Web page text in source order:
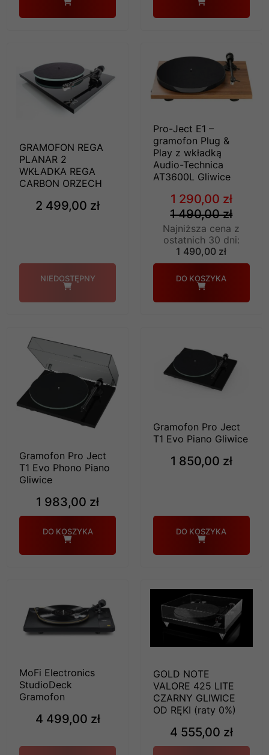
GRAMOFON REGA
PLANAR 2
WKŁADKA REGA
CARBON ORZECH
2 499,00 zł
Pro-Ject E1 –
gramofon Plug &
Play z wkładką
Audio-Technica
AT3600L Gliwice
1 290,00 zł
1 490,00 zł
Najniższa cena z
ostatnich 30 dni:
1 490,00 zł
Gramofon Pro Ject
T1 Evo Phono Piano
Gliwice
1 983,00 zł
Gramofon Pro Ject
T1 Evo Piano Gliwice
1 850,00 zł
MoFi Electronics
StudioDeck
Gramofon
4 499,00 zł
GOLD NOTE
VALORE 425 LITE
CZARNY GLIWICE
OD RĘKI (raty 0%)
4 555,00 zł